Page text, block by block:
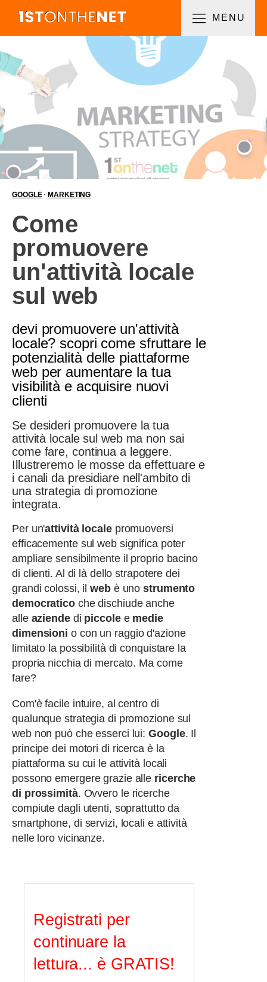
MENU
GOOGLE· MARKETING
Come
promuovere
un'attività locale
sul web
devi promuovere un'attività
locale? scopri come sfruttare le
potenzialità delle piattaforme
web per aumentare la tua
visibilità e acquisire nuovi
clienti
Se desideri promuovere la tua
attività locale sul web ma non sai
come fare, continua a leggere.
Illustreremo le mosse da effettuare e
i canali da presidiare nell'ambito di
una strategia di promozione
integrata.
Per un'attività localepromuoversi
efficacemente sul web significa poter
ampliare sensibilmente il proprio bacino
di clienti. Al di là dello strapotere dei
grandi colossi, ilwebè unostrumento
democraticoche dischiude anche
alle aziendedi piccolee medie
dimensioni o con un raggio d'azione
limitato la possibilità di conquistare la
propria nicchia di mercato. Ma come
fare?
Com'è facile intuire, al centro di
qualunque strategia di promozione sul
web non può che esserci lui:Google. Il
principe dei motori di ricerca è la
piattaforma su cui le attività locali
possono emergere grazie alle ricerche
di prossimità. Ovvero le ricerche
compiute dagli utenti, soprattutto da
smartphone, di servizi, locali e attività
nelle loro vicinanze.
Registrati per
continuare la
lettura... è GRATIS!